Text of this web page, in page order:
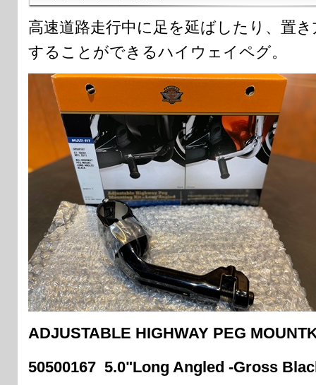
高速道路走行中に足を延ばしたり、置
することができるハイウェイペグ。
ADJUSTABLE HIGHWAY PEG
50500167 5.0"Long Angled -Gross